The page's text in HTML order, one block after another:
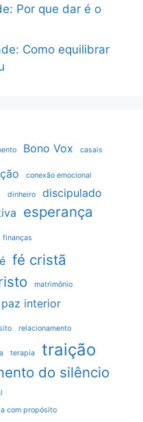
Por que dar é o
Como equilibrar
Bono Vox casais
conexão emocional
dinheiro discipulado
esperança
finanças
fé cristã
matrimônio
paz interior
relacionamento
terapia traição
do silêncio
com propósito